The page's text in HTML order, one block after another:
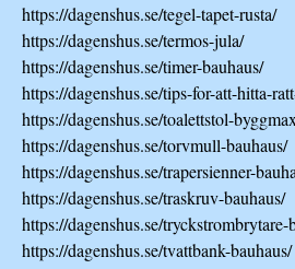
https://dagenshus.se/tegel-tapet-rusta/
https://dagenshus.se/termos-jula/
https://dagenshus.se/timer-bauhaus/
https://dagenshus.se/tips-for-att-hitta-
https://dagenshus.se/toalettstol-
https://dagenshus.se/torvmull-bauhaus/
https://dagenshus.se/trapersienner-
https://dagenshus.se/traskruv-bauhaus/
https://dagenshus.se/tryckstrombrytare-
https://dagenshus.se/tvattbank-bauhaus/